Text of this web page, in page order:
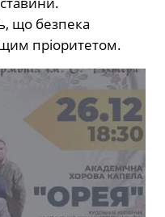
що безпека
пріоритетом.